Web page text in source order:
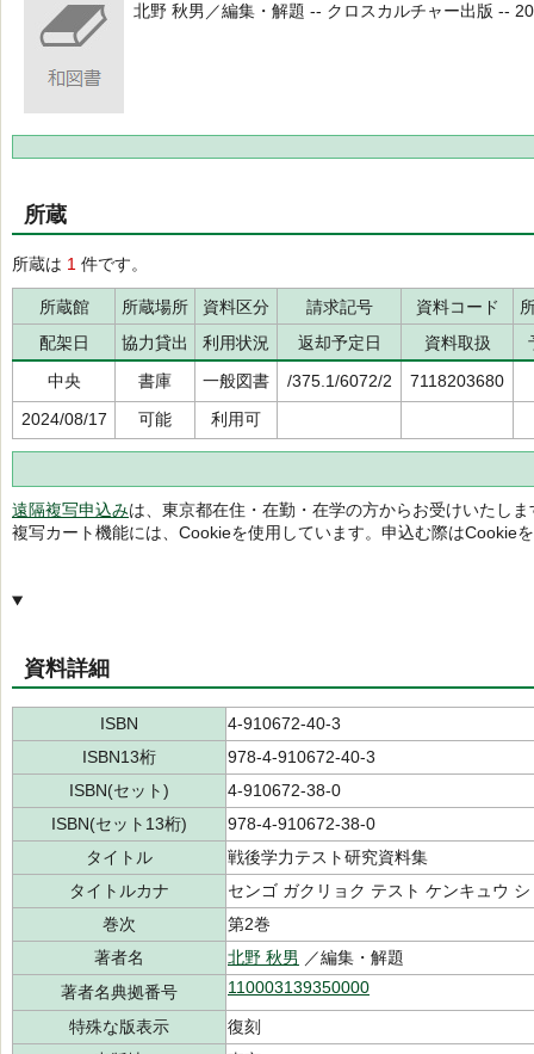
北野 秋男／編集・解題 -- クロスカルチャー出版 --
所蔵
所蔵は 1 件です。
所蔵館 所蔵場所 資料区分 請求記号 資料コード
配架日
協力貸出 利用状況 返却予定日 資料取扱
中央
書庫 一般図書 /375.1/6072/2
7118203680
2024/08/17
可能 利用可
遠隔複写申込みは、東京都在住・在勤・在学の方からお受けいたしま
複写カート機能には、Cookieを使用しています。申込む際はCookie
資料詳細
ISBN
4-910672-40-3
ISBN13桁
978-4-910672-40-3
ISBN(セット)
4-910672-38-0
ISBN(セット13桁)
978-4-910672-38-0
タイトル
戦後学力テスト研究資料集
タイトルカナ
センゴ ガクリョク テスト ケンキュウ
巻次
第2巻
著者名
北野 秋男 ／編集・解題
著者名典拠番号
110003139350000
特殊な版表示
復刻